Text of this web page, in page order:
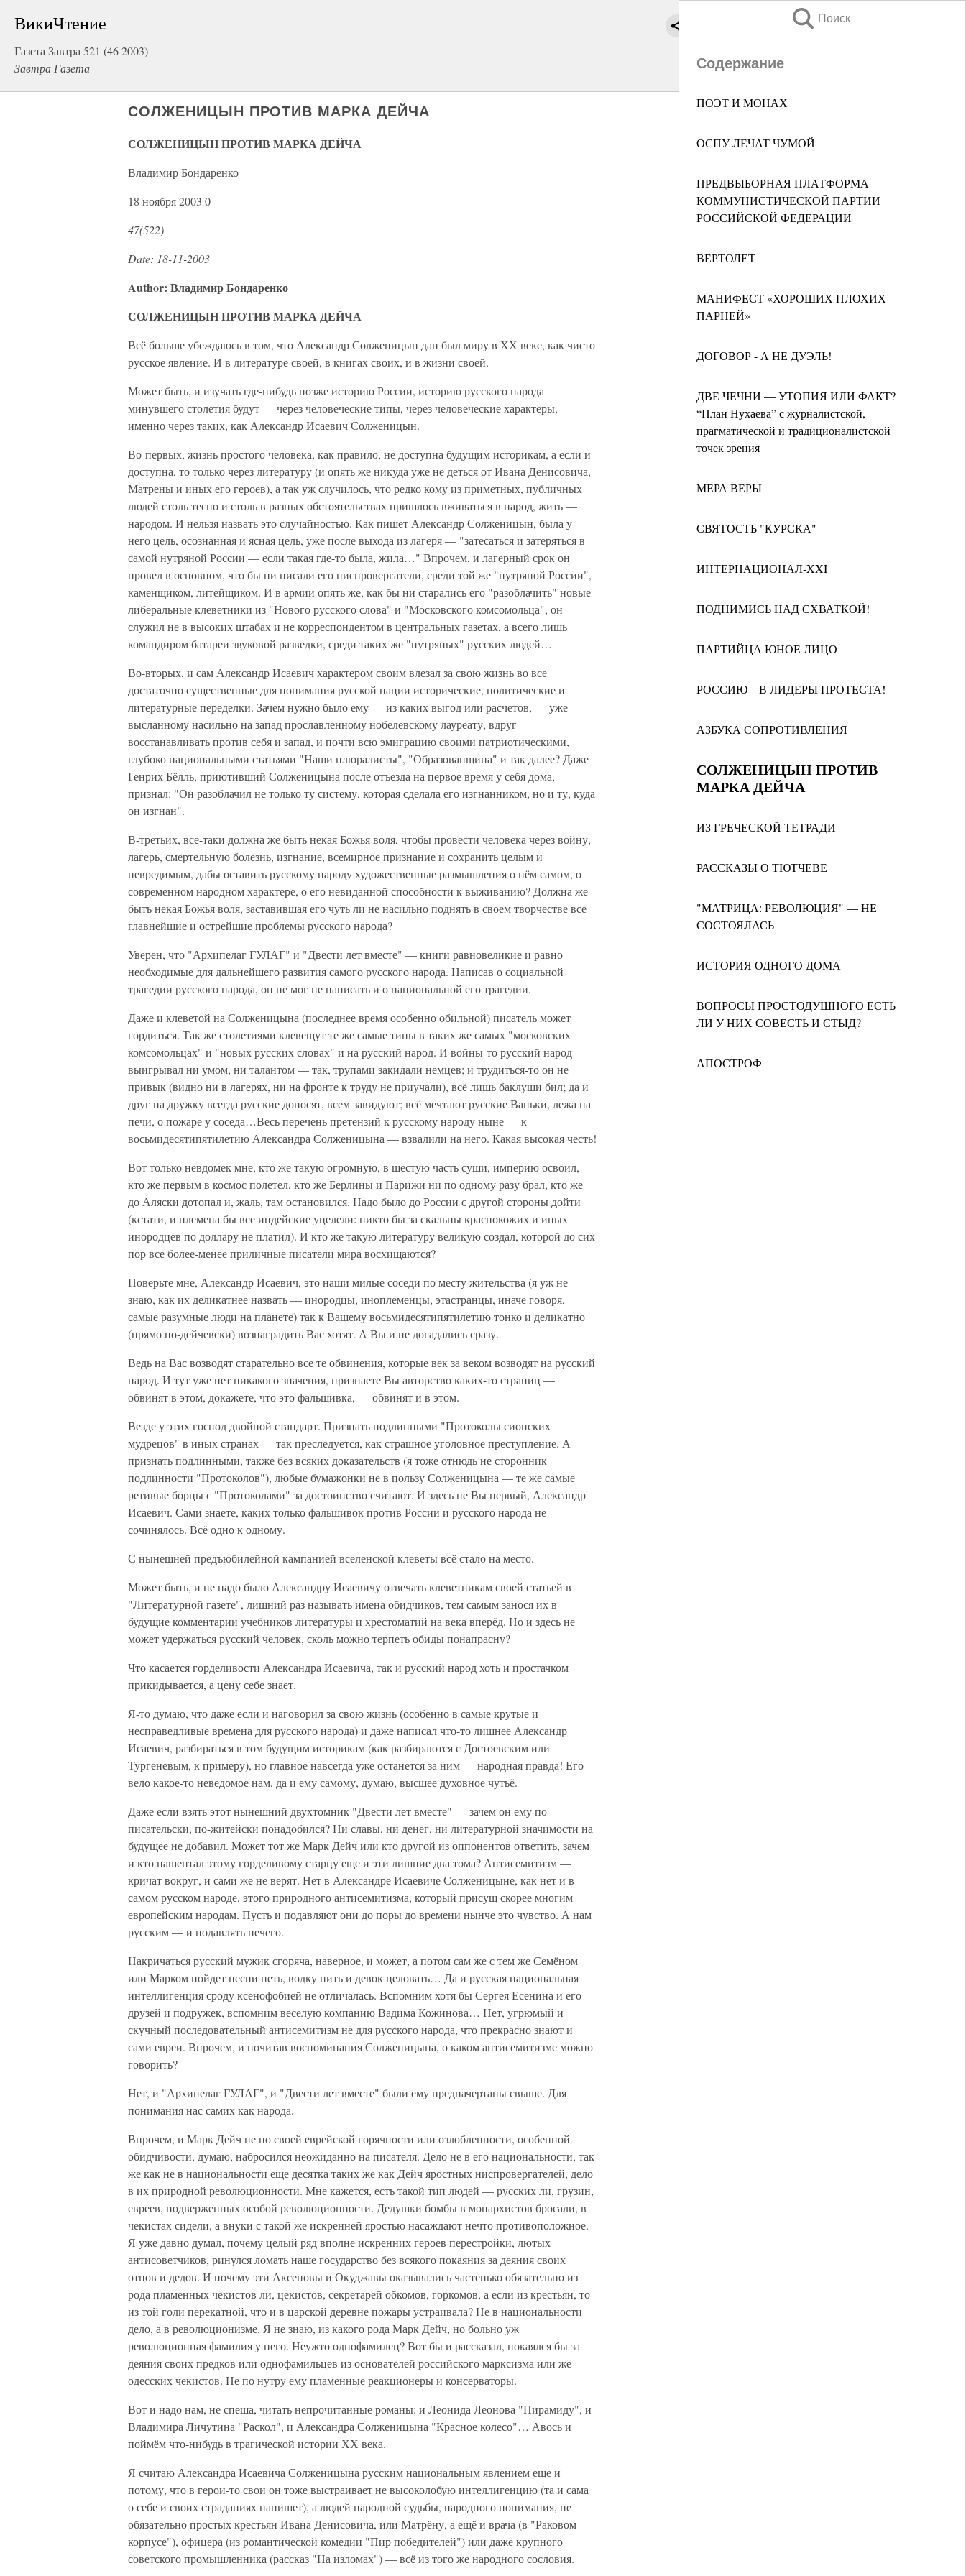
ВикиЧтение
Газета Завтра 521 (46 2003)
Завтра Газета
Поиск
Содержание
ПОЭТ И МОНАХ
ОСПУ ЛЕЧАТ ЧУМОЙ
ПРЕДВЫБОРНАЯ ПЛАТФОРМА
КОММУНИСТИЧЕСКОЙ ПАРТИИ
РОССИЙСКОЙ ФЕДЕРАЦИИ
ВЕРТОЛЕТ
МАНИФЕСТ «ХОРОШИХ ПЛОХИХ
ПАРНЕЙ»
ДОГОВОР - А НЕ ДУЭЛЬ!
ДВЕ ЧЕЧНИ — УТОПИЯ ИЛИ ФАКТ?
“План Нухаева” с журналистской,
прагматической и традиционалистской
точек зрения
МЕРА ВЕРЫ
СВЯТОСТЬ "КУРСКА"
ИНТЕРНАЦИОНАЛ-XXI
ПОДНИМИСЬ НАД СХВАТКОЙ!
ПАРТИЙЦА ЮНОЕ ЛИЦО
РОССИЮ – В ЛИДЕРЫ ПРОТЕСТА!
АЗБУКА СОПРОТИВЛЕНИЯ
СОЛЖЕНИЦЫН ПРОТИВ
МАРКА ДЕЙЧА
ИЗ ГРЕЧЕСКОЙ ТЕТРАДИ
РАССКАЗЫ О ТЮТЧЕВЕ
"МАТРИЦА: РЕВОЛЮЦИЯ" — НЕ
СОСТОЯЛАСЬ
ИСТОРИЯ ОДНОГО ДОМА
ВОПРОСЫ ПРОСТОДУШНОГО ЕСТЬ
ЛИ У НИХ СОВЕСТЬ И СТЫД?
АПОСТРОФ
СОЛЖЕНИЦЫН ПРОТИВ МАРКА ДЕЙЧА
СОЛЖЕНИЦЫН ПРОТИВ МАРКА ДЕЙЧА
Владимир Бондаренко
18 ноября 2003 0
47(522)
Date: 18-11-2003
Author: Владимир Бондаренко
СОЛЖЕНИЦЫН ПРОТИВ МАРКА ДЕЙЧА
Всё больше убеждаюсь в том, что Александр Солженицын дан был миру в ХХ веке, как чисто
русское явление. И в литературе своей, в книгах своих, и в жизни своей.
Может быть, и изучать где-нибудь позже историю России, историю русского народа
минувшего столетия будут — через человеческие типы, через человеческие характеры,
именно через таких, как Александр Исаевич Солженицын.
Во-первых, жизнь простого человека, как правило, не доступна будущим историкам, а если и
доступна, то только через литературу (и опять же никуда уже не деться от Ивана Денисовича,
Матрены и иных его героев), а так уж случилось, что редко кому из приметных, публичных
людей столь тесно и столь в разных обстоятельствах пришлось вживаться в народ, жить —
народом. И нельзя назвать это случайностью. Как пишет Александр Солженицын, была у
него цель, осознанная и ясная цель, уже после выхода из лагеря — "затесаться и затеряться в
самой нутряной России — если такая где-то была, жила…" Впрочем, и лагерный срок он
провел в основном, что бы ни писали его ниспровергатели, среди той же "нутряной России",
каменщиком, литейщиком. И в армии опять же, как бы ни старались его "разоблачить" новые
либеральные клеветники из "Нового русского слова" и "Московского комсомольца", он
служил не в высоких штабах и не корреспондентом в центральных газетах, а всего лишь
командиром батареи звуковой разведки, среди таких же "нутряных" русских людей…
Во-вторых, и сам Александр Исаевич характером своим влезал за свою жизнь во все
достаточно существенные для понимания русской нации исторические, политические и
литературные переделки. Зачем нужно было ему — из каких выгод или расчетов, — уже
высланному насильно на запад прославленному нобелевскому лауреату, вдруг
восстанавливать против себя и запад, и почти всю эмиграцию своими патриотическими,
глубоко национальными статьями "Наши плюралисты", "Образованщина" и так далее? Даже
Генрих Бёлль, приютивший Солженицына после отъезда на первое время у себя дома,
признал: "Он разоблачил не только ту систему, которая сделала его изгнанником, но и ту, куда
он изгнан".
В-третьих, все-таки должна же быть некая Божья воля, чтобы провести человека через войну,
лагерь, смертельную болезнь, изгнание, всемирное признание и сохранить целым и
невредимым, дабы оставить русскому народу художественные размышления о нём самом, о
современном народном характере, о его невиданной способности к выживанию? Должна же
быть некая Божья воля, заставившая его чуть ли не насильно поднять в своем творчестве все
главнейшие и острейшие проблемы русского народа?
Уверен, что "Архипелаг ГУЛАГ" и "Двести лет вместе" — книги равновеликие и равно
необходимые для дальнейшего развития самого русского народа. Написав о социальной
трагедии русского народа, он не мог не написать и о национальной его трагедии.
Даже и клеветой на Солженицына (последнее время особенно обильной) писатель может
гордиться. Так же столетиями клевещут те же самые типы в таких же самых "московских
комсомольцах" и "новых русских словах" и на русский народ. И войны-то русский народ
выигрывал ни умом, ни талантом — так, трупами закидали немцев; и трудиться-то он не
привык (видно ни в лагерях, ни на фронте к труду не приучали), всё лишь баклуши бил; да и
друг на дружку всегда русские доносят, всем завидуют; всё мечтают русские Ваньки, лежа на
печи, о пожаре у соседа…Весь перечень претензий к русскому народу ныне — к
восьмидесятипятилетию Александра Солженицына — взвалили на него. Какая высокая честь!
Вот только невдомек мне, кто же такую огромную, в шестую часть суши, империю освоил,
кто же первым в космос полетел, кто же Берлины и Парижи ни по одному разу брал, кто же
до Аляски дотопал и, жаль, там остановился. Надо было до России с другой стороны дойти
(кстати, и племена бы все индейские уцелели: никто бы за скальпы краснокожих и иных
инородцев по доллару не платил). И кто же такую литературу великую создал, которой до сих
пор все более-менее приличные писатели мира восхищаются?
Поверьте мне, Александр Исаевич, это наши милые соседи по месту жительства (я уж не
знаю, как их деликатнее назвать — инородцы, иноплеменцы, этастранцы, иначе говоря,
самые разумные люди на планете) так к Вашему восьмидесятипятилетию тонко и деликатно
(прямо по-дейчевски) вознаградить Вас хотят. А Вы и не догадались сразу.
Ведь на Вас возводят старательно все те обвинения, которые век за веком возводят на русский
народ. И тут уже нет никакого значения, признаете Вы авторство каких-то страниц —
обвинят в этом, докажете, что это фальшивка, — обвинят и в этом.
Везде у этих господ двойной стандарт. Признать подлинными "Протоколы сионских
мудрецов" в иных странах — так преследуется, как страшное уголовное преступление. А
признать подлинными, также без всяких доказательств (я тоже отнюдь не сторонник
подлинности "Протоколов"), любые бумажонки не в пользу Солженицына — те же самые
ретивые борцы с "Протоколами" за достоинство считают. И здесь не Вы первый, Александр
Исаевич. Сами знаете, каких только фальшивок против России и русского народа не
сочинялось. Всё одно к одному.
С нынешней предъюбилейной кампанией вселенской клеветы всё стало на место.
Может быть, и не надо было Александру Исаевичу отвечать клеветникам своей статьей в
"Литературной газете", лишний раз называть имена обидчиков, тем самым занося их в
будущие комментарии учебников литературы и хрестоматий на века вперёд. Но и здесь не
может удержаться русский человек, сколь можно терпеть обиды понапрасну?
Что касается горделивости Александра Исаевича, так и русский народ хоть и простачком
прикидывается, а цену себе знает.
Я-то думаю, что даже если и наговорил за свою жизнь (особенно в самые крутые и
несправедливые времена для русского народа) и даже написал что-то лишнее Александр
Исаевич, разбираться в том будущим историкам (как разбираются с Достоевским или
Тургеневым, к примеру), но главное навсегда уже останется за ним — народная правда! Его
вело какое-то неведомое нам, да и ему самому, думаю, высшее духовное чутьё.
Даже если взять этот нынешний двухтомник "Двести лет вместе" — зачем он ему по-
писательски, по-житейски понадобился? Ни славы, ни денег, ни литературной значимости на
будущее не добавил. Может тот же Марк Дейч или кто другой из оппонентов ответить, зачем
и кто нашептал этому горделивому старцу еще и эти лишние два тома? Антисемитизм —
кричат вокруг, и сами же не верят. Нет в Александре Исаевиче Солженицыне, как нет и в
самом русском народе, этого природного антисемитизма, который присущ скорее многим
европейским народам. Пусть и подавляют они до поры до времени нынче это чувство. А нам
русским — и подавлять нечего.
Накричаться русский мужик сгоряча, наверное, и может, а потом сам же с тем же Семёном
или Марком пойдет песни петь, водку пить и девок целовать… Да и русская национальная
интеллигенция сроду ксенофобией не отличалась. Вспомним хотя бы Сергея Есенина и его
друзей и подружек, вспомним веселую компанию Вадима Кожинова… Нет, угрюмый и
скучный последовательный антисемитизм не для русского народа, что прекрасно знают и
сами евреи. Впрочем, и почитав воспоминания Солженицына, о каком антисемитизме можно
говорить?
Нет, и "Архипелаг ГУЛАГ", и "Двести лет вместе" были ему предначертаны свыше. Для
понимания нас самих как народа.
Впрочем, и Марк Дейч не по своей еврейской горячности или озлобленности, особенной
обидчивости, думаю, набросился неожиданно на писателя. Дело не в его национальности, так
же как не в национальности еще десятка таких же как Дейч яростных ниспровергателей, дело
в их природной революционности. Мне кажется, есть такой тип людей — русских ли, грузин,
евреев, подверженных особой революционности. Дедушки бомбы в монархистов бросали, в
чекистах сидели, а внуки с такой же искренней яростью насаждают нечто противоположное.
Я уже давно думал, почему целый ряд вполне искренних героев перестройки, лютых
антисоветчиков, ринулся ломать наше государство без всякого покаяния за деяния своих
отцов и дедов. И почему эти Аксеновы и Окуджавы оказывались частенько обязательно из
рода пламенных чекистов ли, цекистов, секретарей обкомов, горкомов, а если из крестьян, то
из той голи перекатной, что и в царской деревне пожары устраивала? Не в национальности
дело, а в революционизме. Я не знаю, из какого рода Марк Дейч, но больно уж
революционная фамилия у него. Неужто однофамилец? Вот бы и рассказал, покаялся бы за
деяния своих предков или однофамильцев из основателей российского марксизма или же
одесских чекистов. Не по нутру ему пламенные реакционеры и консерваторы.
Вот и надо нам, не спеша, читать непрочитанные романы: и Леонида Леонова "Пирамиду", и
Владимира Личутина "Раскол", и Александра Солженицына "Красное колесо"… Авось и
поймём что-нибудь в трагической истории ХХ века.
Я считаю Александра Исаевича Солженицына русским национальным явлением еще и
потому, что в герои-то свои он тоже выстраивает не высоколобую интеллигенцию (та и сама
о себе и своих страданиях напишет), а людей народной судьбы, народного понимания, не
обязательно простых крестьян Ивана Денисовича, или Матрёну, а ещё и врача (в "Раковом
корпусе"), офицера (из романтической комедии "Пир победителей") или даже крупного
советского промышленника (рассказ "На изломах") — всё из того же народного сословия.